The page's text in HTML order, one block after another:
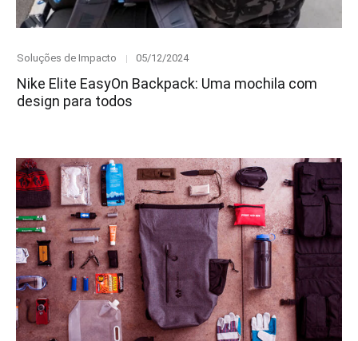
Category
Soluções de Impacto
Posted
05/12/2024
Nike Elite EasyOn Backpack: Uma mochila com
design para todos